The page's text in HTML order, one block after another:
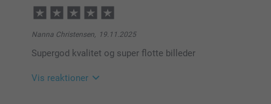
Nanna Christensen, 19.11.2025
Supergod kvalitet og super flotte billeder
Vis reaktioner